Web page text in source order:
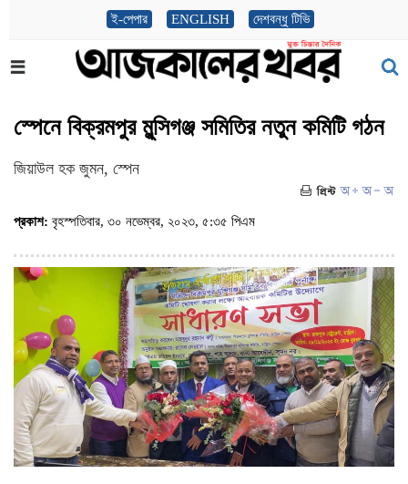
ই-পেপার ENGLISH দেশবন্ধু টিভি
স্পেনে বিক্রমপুর মুন্সিগঞ্জ সমিতির নতুন কমিটি গঠন
জিয়াউল হক জুমন, স্পেন
প্রকাশ: বৃহস্পতিবার, ৩০ নভেম্বর, ২০২৩, ৫:৩৫ পিএম